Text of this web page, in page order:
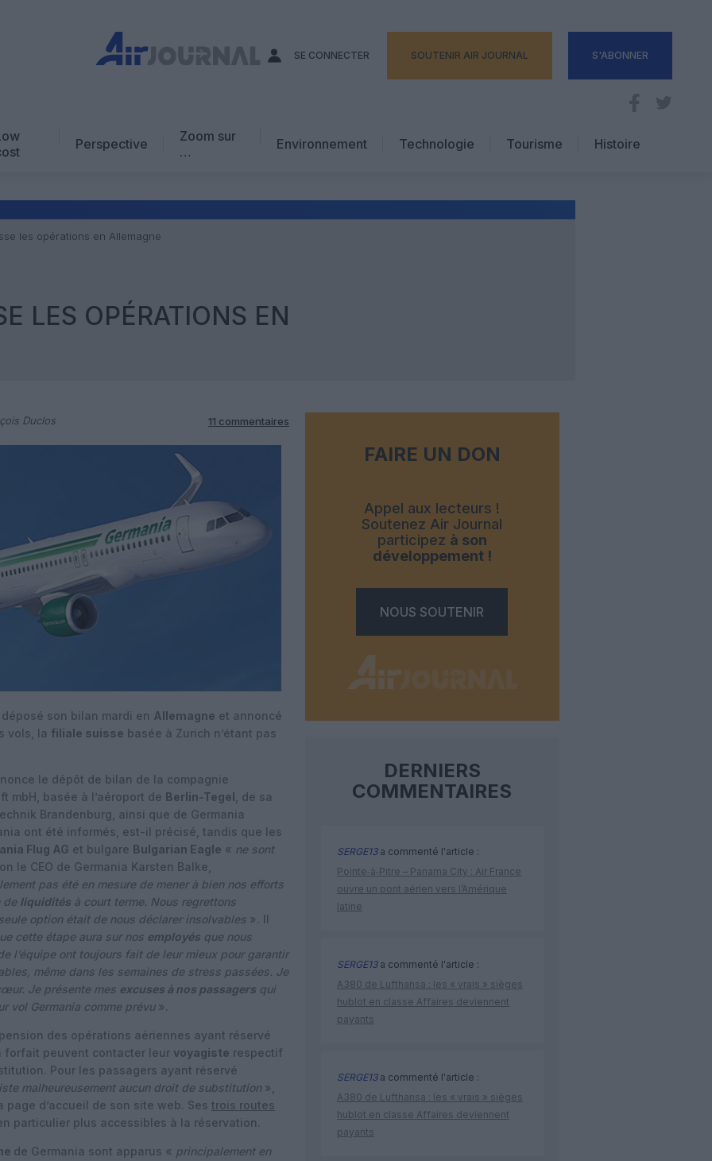
SE CONNECTER SOUTENIR AIR JOURNAL S'ABONNER
Perspective
Zoom sur
…
Environnement Technologie
Tourisme
Hôtellerie
Histoire
les opérations en Allemagne
LES OPÉRATIONS EN
Duclos 11 commentaires
déposé son bilan mardi en Allemagne et annoncé
vols, la filiale suisse basée à Zurich n’étant pas
le dépôt de bilan de la compagnie
mbH, basée à l’aéroport de Berlin-Tegel , de sa
Brandenburg, ainsi que de Germania
ont été informés, est-il précisé, tandis que les
Flug AG et bulgare Bulgarian Eagle « ne sont
le CEO de Germania Karsten Balke,
pas été en mesure de mener à bien nos efforts
de liquidités à court terme. Nous regrettons
option était de nous déclarer insolvables ». Il
cette étape aura sur nos employés que nous
l’équipe ont toujours fait de leur mieux pour garantir
même dans les semaines de stress passées. Je
Je présente mes excuses à nos passagers qui
vol Germania comme prévu».
des opérations aériennes ayant réservé
forfait peuvent contacter leur voyagiste respectif
Pour les passagers ayant réservé
malheureusement aucun droit de substitution »,
d’accueil de son site web. Ses trois routes
particulier plus accessibles à la réservation.
de Germania sont apparus « principalement en
FAIRE UN DON
Appel aux lecteurs !
Soutenez Air Journal
participez à son
développement !
NOUS SOUTENIR
DERNIERS
COMMENTAIRES
SERGE13a commenté l'article :
Pointe‑à‑Pitre – Panama City : Air France
ouvre un pont aérien vers l’Amérique
latine
SERGE13a commenté l'article :
A380 de Lufthansa : les « vrais » sièges
hublot en classe Affaires deviennent
payants
SERGE13a commenté l'article :
A380 de Lufthansa : les « vrais » sièges
hublot en classe Affaires deviennent
payants